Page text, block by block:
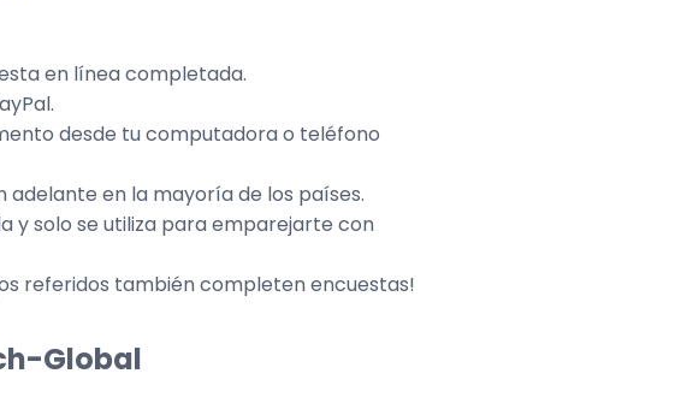
en línea completada.
desde tu computadora o teléfono
adelante en la mayoría de los países.
y solo se utiliza para emparejarte con
referidos también completen encuestas!
Global